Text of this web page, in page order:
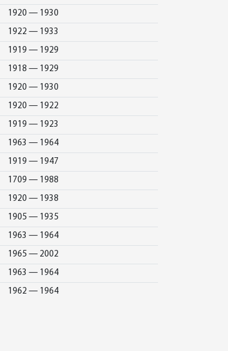
1920 — 1930
1922 — 1933
1919 — 1929
1918 — 1929
1920 — 1930
1920 — 1922
1919 — 1923
1963 — 1964
1919 — 1947
1709 — 1988
1920 — 1938
1905 — 1935
1963 — 1964
1965 — 2002
1963 — 1964
1962 — 1964